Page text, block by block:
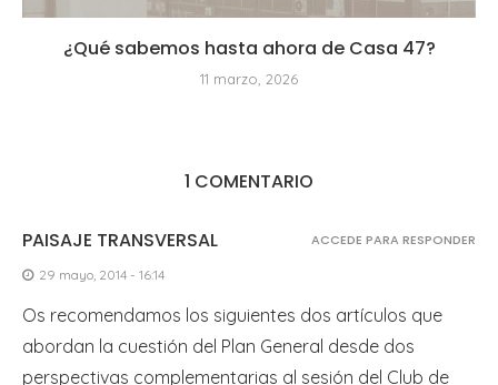
¿Qué sabemos hasta ahora de Casa 47?
11 marzo, 2026
1 COMENTARIO
PAISAJE TRANSVERSAL
29 mayo, 2014 - 16:14
Os recomendamos los siguientes dos artículos que
abordan la cuestión del Plan General desde dos
perspectivas complementarias al sesión del Club de
ACCEDE PARA RESPONDER